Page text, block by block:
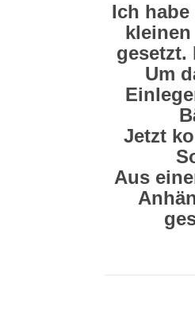
Ich
gesetzt.
Um
Jetzt
Aus